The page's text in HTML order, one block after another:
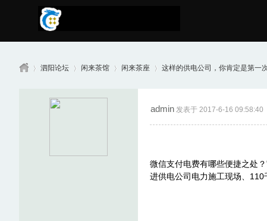
泗阳论坛 闲来茶馆 闲来茶座 这样的供电公司，你肯定是第一
admin 发表于 2017-6-16 09:58:40
微信支付电费有哪些便捷之处
进供电公司电力施工现场、110